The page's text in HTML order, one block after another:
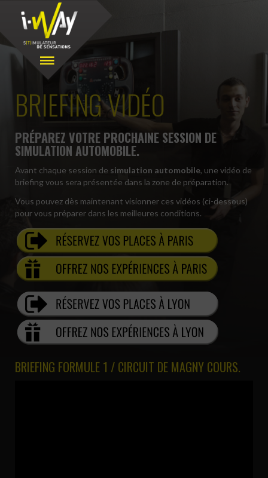
BRIEFING VIDÉO
PRÉPAREZ VOTRE PROCHAINE SESSION DE
SIMULATION AUTOMOBILE.
Avant chaque session de simulation automobile, une vidéo de
briefing vous sera présentée dans la zone de préparation.
Vous pouvez dès maintenant visionner ces vidéos (ci-dessous)
pour vous préparer dans les meilleures conditions.
BRIEFING FORMULE 1 / CIRCUIT DE MAGNY COURS.